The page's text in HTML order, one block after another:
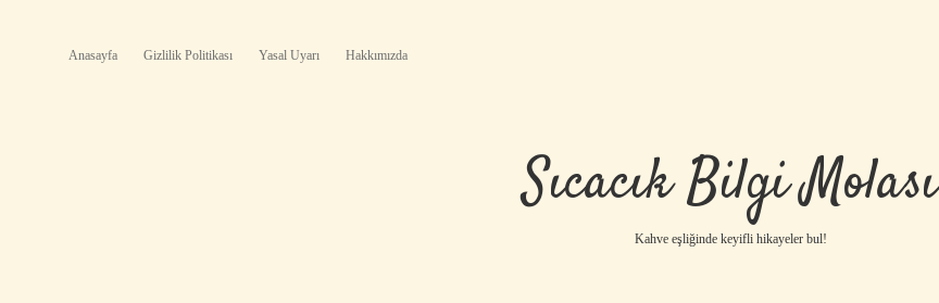
Anasayfa Gizlilik Politikası Yasal Uyarı Hakkımızda
Sıcacık Bilgi Molası
Kahve eşliğinde keyifli hikayeler bul!